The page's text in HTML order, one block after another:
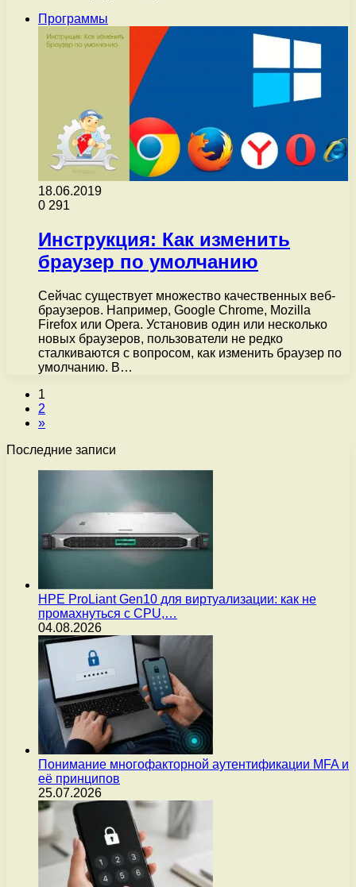
Программы
18.06.2019
0 291
Инструкция: Как изменить
браузер по умолчанию
Сейчас существует множество качественных веб-
браузеров. Например, Google Chrome, Mozilla
Firefox или Opera. Установив один или несколько
новых браузеров, пользователи не редко
сталкиваются с вопросом, как изменить браузер по
умолчанию. В…
1
2
»
Последние записи
HPE ProLiant Gen10 для виртуализации: как не
промахнуться с CPU,…
04.08.2026
Понимание многофакторной аутентификации MFA и
её принципов
25.07.2026